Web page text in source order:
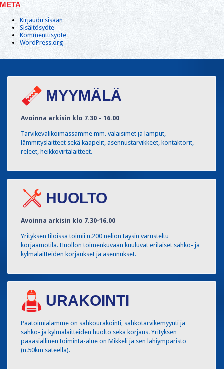
META
Kirjaudu sisään
Sisältösyöte
Kommenttisyöte
WordPress.org
MYYMÄLÄ
Avoinna arkisin klo 7.30 – 16.00
Tarvikevalikoimassamme mm. valaisimet ja lamput,
lämmityslaitteet sekä kaapelit, asennustarvikkeet, kontaktorit,
releet, heikkovirtalaitteet.
HUOLTO
Avoinna arkisin klo 7.30-16.00
Yrityksen tiloissa toimii n.200 neliön täysin varusteltu
korjaamotila. Huollon toimenkuvaan kuuluvat erilaiset sähkö- ja
kylmälaitteiden korjaukset ja asennukset.
URAKOINTI
Päätoimialamme on sähköurakointi, sähkötarvikemyynti ja
sähkö- ja kylmälaitteiden huolto sekä korjaus. Yrityksen
pääasiallinen toiminta-alue on Mikkeli ja sen lähiympäristö
(n.50km säteellä).